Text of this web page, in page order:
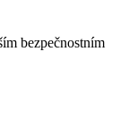
bezpečnostním